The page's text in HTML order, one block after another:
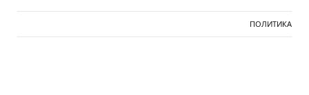
ПОЛИТИКА